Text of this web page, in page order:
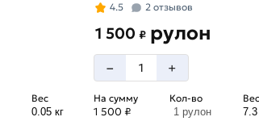
Вес
0.05 кг
4.5 2 отзывов
1 500₽ рулон
– +
На сумму
1 500 ₽
Кол-во
1 рулон
Вес
7.3